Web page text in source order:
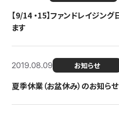
【9/14 ・15】ファンドレイジン
ます
2019.08.09 お知らせ
夏季休業（お盆休み）のお知らせ